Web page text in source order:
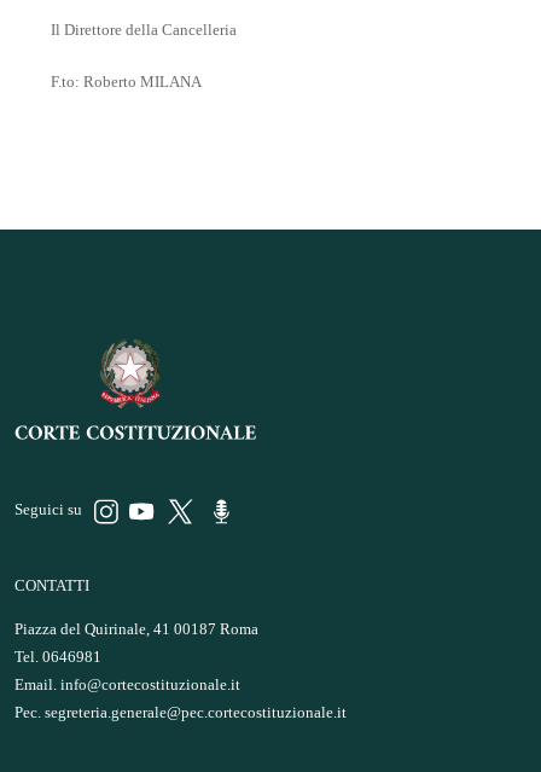
Il Direttore della Cancelleria
F.to: Roberto MILANA
Seguici su
CONTATTI
Piazza del Quirinale, 41 00187 Roma
Tel. 0646981
Email. info@cortecostituzionale.it
Pec. segreteria.generale@pec.cortecostituzionale.it